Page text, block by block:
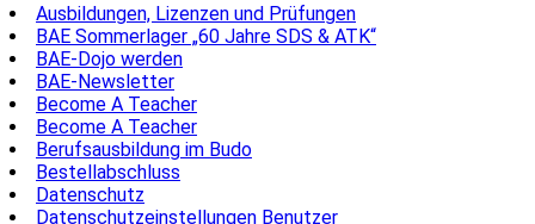
Ausbildungen, Lizenzen und Prüfungen
BAE Sommerlager „60 Jahre SDS & ATK“
BAE-Dojo werden
BAE-Newsletter
Become A Teacher
Become A Teacher
Berufsausbildung im Budo
Bestellabschluss
Datenschutz
Datenschutzeinstellungen Benutzer